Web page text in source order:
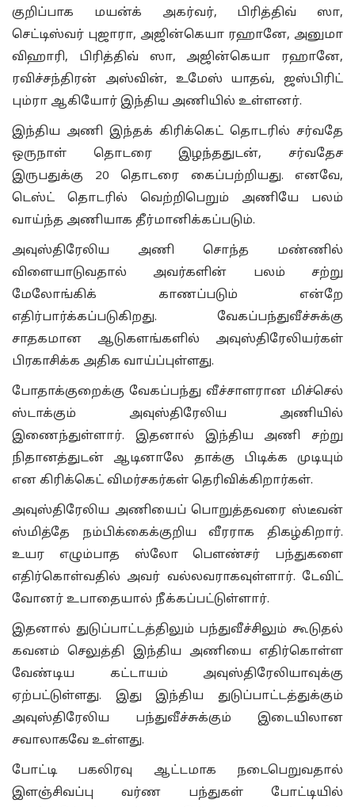
குறிப்பாக மயன்க் அகர்வர், பிரித்திவ் ஸா,
செட்டிஸ்வர் புஜாரா, அஜின்கெயா ரஹானே, அனுமா
விஹாரி, பிரித்திவ் ஸா, அஜின்கெயா ரஹானே,
ரவிச்சந்திரன் அஸ்வின், உமேஸ் யாதவ், ஜஸ்பிரிட்
பும்ரா ஆகியோர் இந்திய அணியில் உள்ளனர்.
இந்திய அணி இந்தக் கிரிக்கெட் தொடரில் சர்வதே
ஒருநாள் தொடரை இழந்ததுடன், சர்வதேச
இருபதுக்கு 20 தொடரை கைப்பற்றியது. எனவே,
டெஸ்ட் தொடரில் வெற்றிபெறும் அணியே பலம்
வாய்ந்த அணியாக தீர்மானிக்கப்படும்.
அவுஸ்திரேலிய அணி சொந்த மண்ணில்
விளையாடுவதால் அவர்களின் பலம் சற்று
மேலோங்கிக் காணப்படும் என்றே
எதிர்பார்க்கப்படுகிறது. வேகப்பந்துவீச்சுக்கு
சாதகமான ஆடுகளங்களில் அவுஸ்திரேலியர்கள்
பிரகாசிக்க அதிக வாய்ப்புள்ளது.
போதாக்குறைக்கு வேகப்பந்து வீச்சாளரான மிச்செல்
ஸ்டாக்கும் அவுஸ்திரேலிய அணியில்
இணைந்துள்ளார். இதனால் இந்திய அணி சற்று
நிதானத்துடன் ஆடினாலே தாக்கு பிடிக்க முடியும்
என கிரிக்கெட் விமர்சகர்கள் தெரிவிக்கிறார்கள்.
அவுஸ்திரேலிய அணியைப் பொறுத்தவரை ஸ்டீவன்
ஸ்மித்தே நம்பிக்கைக்குறிய வீரராக திகழ்கிறார்.
உயர எழும்பாத ஸ்லோ பௌண்சர் பந்துகளை
எதிர்கொள்வதில் அவர் வல்லவராகவுள்ளார். டேவிட்
வோனர் உபாதையால் நீக்கப்பட்டுள்ளார்.
இதனால் துடுப்பாட்டத்திலும் பந்துவீச்சிலும் கூடுதல்
கவனம் செலுத்தி இந்திய அணியை எதிர்கொள்ள
வேண்டிய கட்டாயம் அவுஸ்திரேலியாவுக்கு
ஏற்பட்டுள்ளது. இது இந்திய துடுப்பாட்டத்துக்கும்
அவுஸ்திரேலிய பந்துவீச்சுக்கும் இடையிலான
சவாலாகவே உள்ளது.
போட்டி பகலிரவு ஆட்டமாக நடைபெறுவதால்
இளஞ்சிவப்பு வர்ண பந்துகள் போட்டியில்